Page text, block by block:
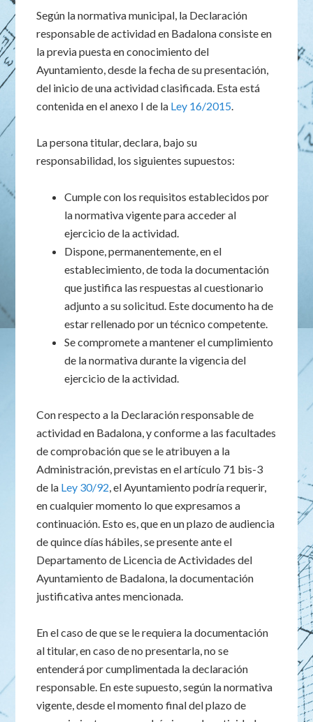
Según la normativa municipal, la Declaración
responsable de actividad en Badalona consiste en
la previa puesta en conocimiento del
Ayuntamiento, desde la fecha de su presentación,
del inicio de una actividad clasificada. Esta está
contenida en el anexo I de la Ley 16/2015.
La persona titular, declara, bajo su
responsabilidad, los siguientes supuestos:
Cumple con los requisitos establecidos por
la normativa vigente para acceder al
ejercicio de la actividad.
Dispone, permanentemente, en el
establecimiento, de toda la documentación
que justifica las respuestas al cuestionario
adjunto a su solicitud. Este documento ha de
estar rellenado por un técnico competente.
Se compromete a mantener el cumplimiento
de la normativa durante la vigencia del
ejercicio de la actividad.
Con respecto a la Declaración responsable de
actividad en Badalona, y conforme a las facultades
de comprobación que se le atribuyen a la
Administración, previstas en el artículo 71 bis-3
de la Ley 30/92, el Ayuntamiento podría requerir,
en cualquier momento lo que expresamos a
continuación. Esto es, que en un plazo de audiencia
de quince días hábiles, se presente ante el
Departamento de Licencia de Actividades del
Ayuntamiento de Badalona, la documentación
justificativa antes mencionada.
En el caso de que se le requiera la documentación
al titular, en caso de no presentarla, no se
entenderá por cumplimentada la declaración
responsable. En este supuesto, según la normativa
vigente, desde el momento final del plazo de